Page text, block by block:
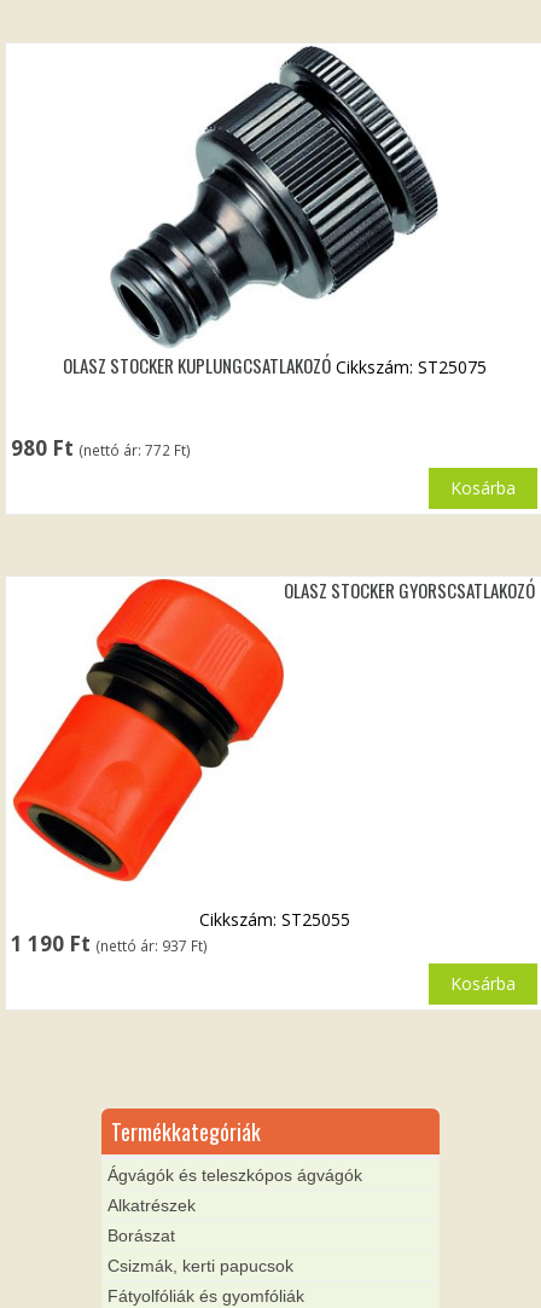
OLASZ STOCKER KUPLUNGCSATLAKOZÓ
980 Ft (nettó ár:772 Ft)
Cikkszám: ST25075
Kosárba
OLASZ STOCKER GYORSCSATLAKOZÓ
1 190 Ft (nettó ár: 937 Ft)
Cikkszám: ST25055
Kosárba
Termékkategóriák
Ágvágók és teleszkópos ágvágók
Alkatrészek
Borászat
Csizmák, kerti papucsok
Fátyolfóliák és gyomfóliák